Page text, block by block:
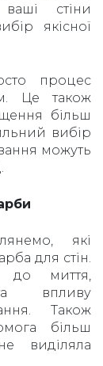
стіни
якісної
процес
Це також
більш
вибір
можуть
які
для стін.
до миття,
впливу
Також
більш
виділяла